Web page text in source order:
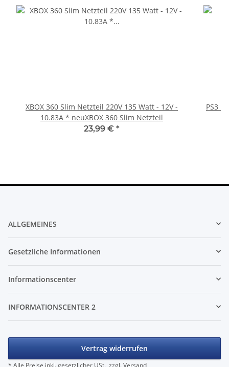
XBOX 360 Slim Netzteil 220V 135 Watt - 12V -
10.83A * neuXBOX 360 Slim Netzteil
23,99 € *
PS3
ALLGEMEINES
Gesetzliche Informationen
Informationscenter
INFORMATIONSCENTER 2
Vertrag widerrufen
* Alle Preise inkl. gesetzlicher USt., zzgl. Versand